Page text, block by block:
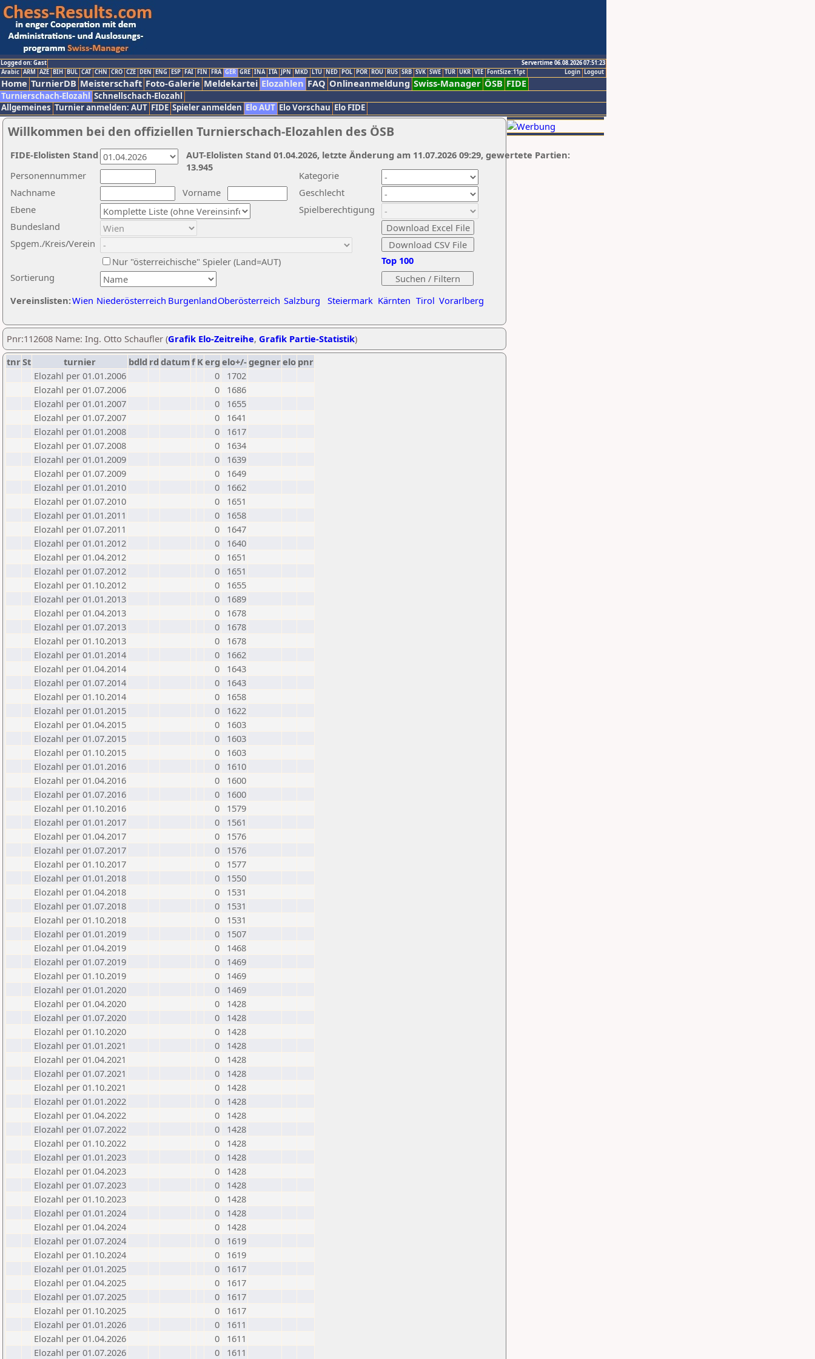
Logged on: Gast
Servertime 06.08.2026 07:51:23
Logout
Login
Arabic ARM AZE BIH BUL CAT CHN CRO CZE DEN ENG ESP FAI FIN FRA GER GRE INA ITA JPN MKD LTU NED POL POR ROU RUS SRB SVK SWE TUR UKR VIE FontSize:11pt
Home TurnierDB Meisterschaft Foto-Galerie Meldekartei Elozahlen FAQ Onlineanmeldung Swiss-Manager ÖSB FIDE
Turnierschach-Elozahl Schnellschach-Elozahl
Allgemeines Turnier anmelden: AUT FIDE Spieler anmelden Elo AUT Elo Vorschau Elo FIDE
Willkommen bei den offiziellen Turnierschach-Elozahlen des ÖSB
Nachname
Vorname
Ebene
Kategorie
Sortierung
Personennummer
Bundesland
Spgem./Kreis/Verein
Geschlecht
Nur "österreichische" Spieler (Land=AUT)
Spielberechtigung
Vereinslisten:Wien Niederösterreich BurgenlandOberösterreich Salzburg Steiermark Kärnten Tirol Vorarlberg
Top 100
AUT-Elolisten Stand 01.04.2026, letzte Änderung am 11.07.2026 09:29, gewertete Partien:
13.945
FIDE-Elolisten Stand
Pnr:112608 Name: Ing. Otto Schaufler (Grafik Elo-Zeitreihe, Grafik Partie-Statistik)
tnrSt turnier bdld rd datumf Kerg elo+/-gegnerelo pnr
Elozahl per 01.01.2006
0
1702
Elozahl per 01.07.2006
0
1686
Elozahl per 01.01.2007
0
1655
Elozahl per 01.07.2007
0
1641
Elozahl per 01.01.2008
0
1617
Elozahl per 01.07.2008
0
1634
Elozahl per 01.01.2009
0
1639
Elozahl per 01.07.2009
0
1649
Elozahl per 01.01.2010
0
1662
Elozahl per 01.07.2010
0
1651
Elozahl per 01.01.2011
0
1658
Elozahl per 01.07.2011
0
1647
Elozahl per 01.01.2012
0
1640
Elozahl per 01.04.2012
0
1651
Elozahl per 01.07.2012
0
1651
Elozahl per 01.10.2012
0
1655
Elozahl per 01.01.2013
0
1689
Elozahl per 01.04.2013
0
1678
Elozahl per 01.07.2013
0
1678
Elozahl per 01.10.2013
0
1678
Elozahl per 01.01.2014
0
1662
Elozahl per 01.04.2014
0
1643
Elozahl per 01.07.2014
0
1643
Elozahl per 01.10.2014
0
1658
Elozahl per 01.01.2015
0
1622
Elozahl per 01.04.2015
0
1603
Elozahl per 01.07.2015
0
1603
Elozahl per 01.10.2015
0
1603
Elozahl per 01.01.2016
0
1610
Elozahl per 01.04.2016
0
1600
Elozahl per 01.07.2016
0
1600
Elozahl per 01.10.2016
0
1579
Elozahl per 01.01.2017
0
1561
Elozahl per 01.04.2017
0
1576
Elozahl per 01.07.2017
0
1576
Elozahl per 01.10.2017
0
1577
Elozahl per 01.01.2018
0
1550
Elozahl per 01.04.2018
0
1531
Elozahl per 01.07.2018
0
1531
Elozahl per 01.10.2018
0
1531
Elozahl per 01.01.2019
0
1507
Elozahl per 01.04.2019
0
1468
Elozahl per 01.07.2019
0
1469
Elozahl per 01.10.2019
0
1469
Elozahl per 01.01.2020
0
1469
Elozahl per 01.04.2020
0
1428
Elozahl per 01.07.2020
0
1428
Elozahl per 01.10.2020
0
1428
Elozahl per 01.01.2021
0
1428
Elozahl per 01.04.2021
0
1428
Elozahl per 01.07.2021
0
1428
Elozahl per 01.10.2021
0
1428
Elozahl per 01.01.2022
0
1428
Elozahl per 01.04.2022
0
1428
Elozahl per 01.07.2022
0
1428
Elozahl per 01.10.2022
0
1428
Elozahl per 01.01.2023
0
1428
Elozahl per 01.04.2023
0
1428
Elozahl per 01.07.2023
0
1428
Elozahl per 01.10.2023
0
1428
Elozahl per 01.01.2024
0
1428
Elozahl per 01.04.2024
0
1428
Elozahl per 01.07.2024
0
1619
Elozahl per 01.10.2024
0
1619
Elozahl per 01.01.2025
0
1617
Elozahl per 01.04.2025
0
1617
Elozahl per 01.07.2025
0
1617
Elozahl per 01.10.2025
0
1617
Elozahl per 01.01.2026
0
1611
Elozahl per 01.04.2026
0
1611
Elozahl per 01.07.2026
0 1611